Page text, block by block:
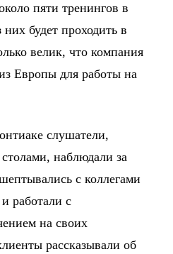
пяти тренингов в
будет проходить в
велик, что компания
Европы для работы на
слушатели,
наблюдали за
с коллегами
работали с
на своих
рассказывали об